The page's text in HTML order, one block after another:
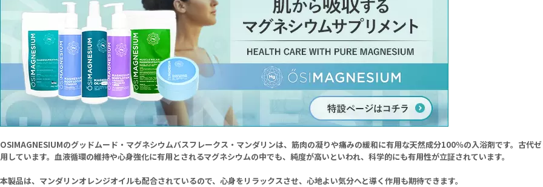
OSIMAGNESIUMのグッドムード・マグネシウムバスフレークス・マンダリンは、筋肉の凝りや痛みの緩和に有用な天然成分100％の入浴剤です。古代
用しています。血液循環の維持や心身強化に有用とされるマグネシウムの中でも、純度が高いといわれ、科学的にも有用性が立証されています。
本製品は、マンダリンオレンジオイルも配合されているので、心身をリラックスさせ、心地よい気分へと導く作用も期待できます。